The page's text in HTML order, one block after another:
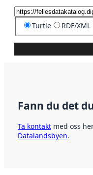
Turtle RDF/XML
Fann du det
Ta kontakt med oss
Datalandsbyen.